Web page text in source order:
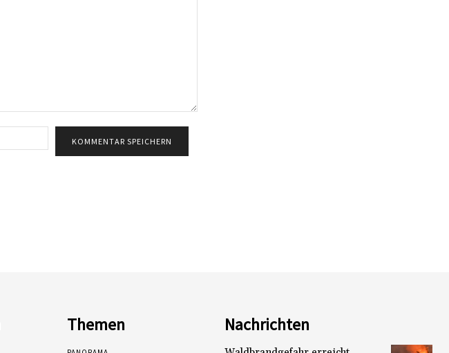
Mail:*
Themen Nachrichten